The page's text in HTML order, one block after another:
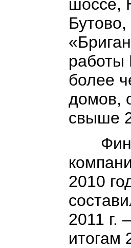
шоссе,
работы
более
домов,
свыше
2010
2011 г.
итогам